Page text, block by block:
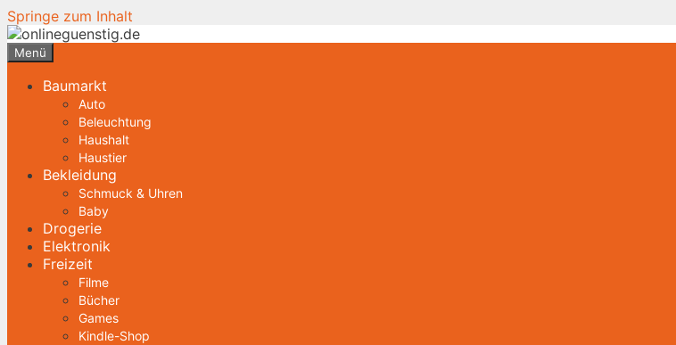
Springe zum Inhalt
Menü
Baumarkt
Auto
Beleuchtung
Haushalt
Haustier
Bekleidung
Schmuck & Uhren
Baby
Drogerie
Elektronik
Freizeit
Filme
Bücher
Games
Kindle-Shop